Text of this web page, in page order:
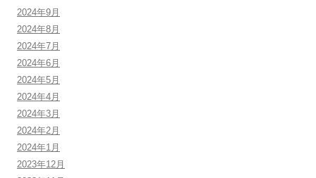
2024年9月
2024年8月
2024年7月
2024年6月
2024年5月
2024年4月
2024年3月
2024年2月
2024年1月
2023年12月